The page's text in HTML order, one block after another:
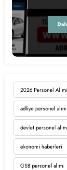
2026 Personel Alımı
adliye personel alımı
devlet personel
ekonomi haberleri
GSB personel alımı